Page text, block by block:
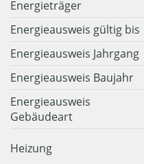
Energieträger
Energieausweis gültig bis
Energieausweis Jahrgang
Energieausweis Baujahr
Energieausweis
Gebäudeart
Heizung